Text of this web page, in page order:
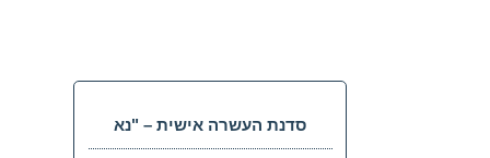
סדנת העשרה אישית – "נא